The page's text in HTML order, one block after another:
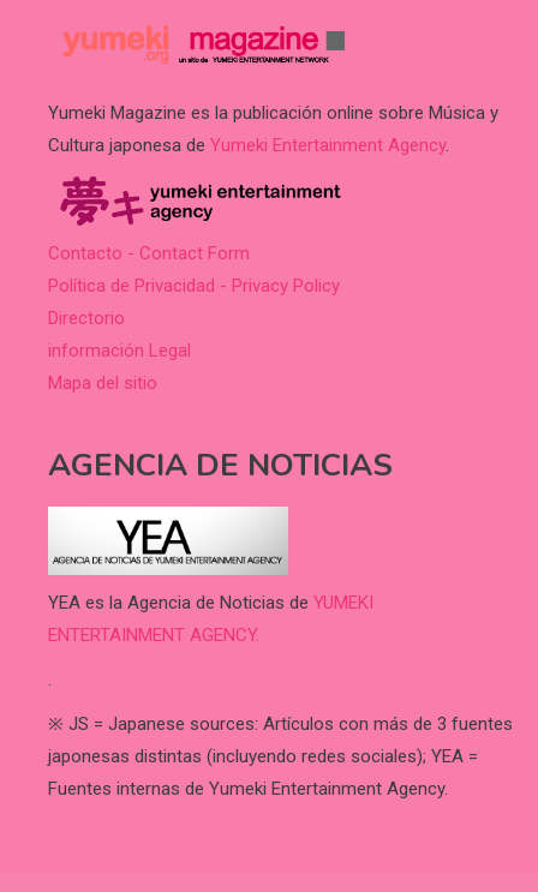
Yumeki Magazine es la publicación online sobre Música y
Cultura japonesa de Yumeki Entertainment Agency.
Contacto - Contact Form
Política de Privacidad - Privacy Policy
Directorio
información Legal
Mapa del sitio
AGENCIA DE NOTICIAS
YEA es la Agencia de Noticias de YUMEKI
ENTERTAINMENT AGENCY.
.
※ JS = Japanese sources: Artículos con más de 3 fuentes
japonesas distintas (incluyendo redes sociales); YEA =
Fuentes internas de Yumeki Entertainment Agency.